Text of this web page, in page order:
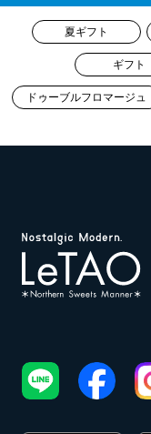
夏ギフト
ギフト
ドゥーブルフロマージュ